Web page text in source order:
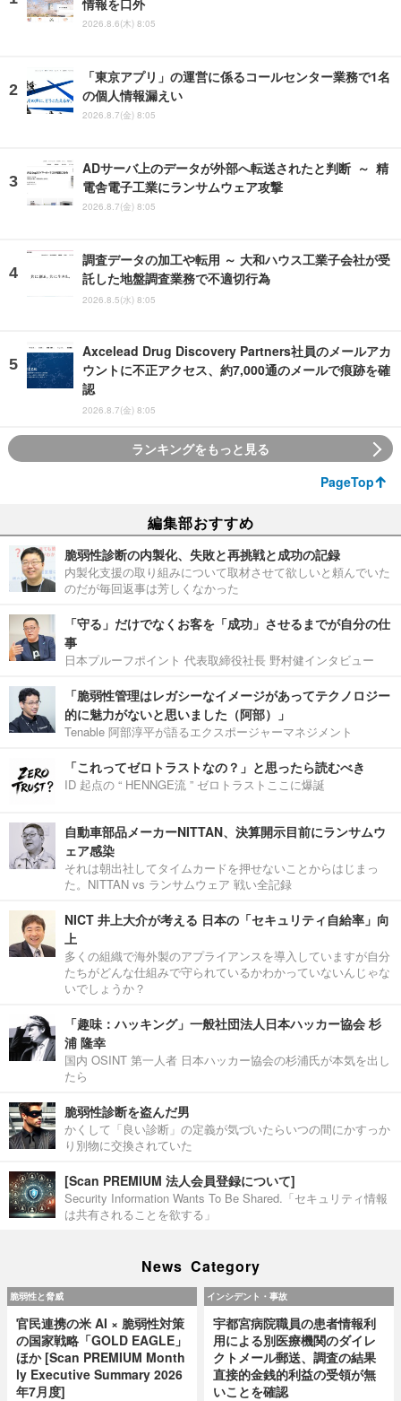
情報を口外
2026.8.6(木) 8:05
「東京アプリ」の運営に係るコールセンター業務で1名
の個人情報漏えい
2026.8.7(金) 8:05
ADサーバ上のデータが外部へ転送されたと判断 ～ 精
電舎電子工業にランサムウェア攻撃
2026.8.7(金) 8:05
調査データの加工や転用 ～ 大和ハウス工業子会社が受
託した地盤調査業務で不適切行為
2026.8.5(水) 8:05
Axcelead Drug Discovery Partners社員のメールアカ
ウントに不正アクセス、約7,000通のメールで痕跡を確
認
2026.8.7(金) 8:05
ランキングをもっと見る
PageTop
編集部おすすめ
脆弱性診断の内製化、失敗と再挑戦と成功の記録
内製化支援の取り組みについて取材させて欲しいと頼んでいた
のだが毎回返事は芳しくなかった
「守る」だけでなくお客を「成功」させるまでが自分の仕
事
日本プルーフポイント 代表取締役社長 野村健インタビュー
「脆弱性管理はレガシーなイメージがあってテクノロジー
的に魅力がないと思いました（阿部）」
Tenable 阿部淳平が語るエクスポージャーマネジメント
「これってゼロトラストなの？」と思ったら読むべき
ID 起点の “ HENNGE流 ” ゼロトラストここに爆誕
自動車部品メーカーNITTAN、決算開示目前にランサムウ
ェア感染
それは朝出社してタイムカードを押せないことからはじまっ
た。NITTAN vs ランサムウェア 戦い全記録
NICT 井上大介が考える 日本の「セキュリティ自給率」向
上
多くの組織で海外製のアプライアンスを導入していますが自分
たちがどんな仕組みで守られているかわかっていないんじゃな
いでしょうか？
「趣味：ハッキング」一般社団法人日本ハッカー協会 杉
浦 隆幸
国内 OSINT 第一人者 日本ハッカー協会の杉浦氏が本気を出し
たら
脆弱性診断を盗んだ男
かくして「良い診断」の定義が気づいたらいつの間にかすっか
り別物に交換されていた
[Scan PREMIUM 法人会員登録について]
Security Information Wants To Be Shared.「セキュリティ情報
は共有されることを欲する」
News Category
脆弱性と脅威
官民連携の米 AI × 脆弱性対策
の国家戦略「GOLD EAGLE」
ほか [Scan PREMIUM Month
ly Executive Summary 2026
年7月度]
インシデント・事故
宇都宮病院職員の患者情報利
用による別医療機関のダイレ
クトメール郵送、調査の結果
直接的金銭的利益の受領が無
いことを確認